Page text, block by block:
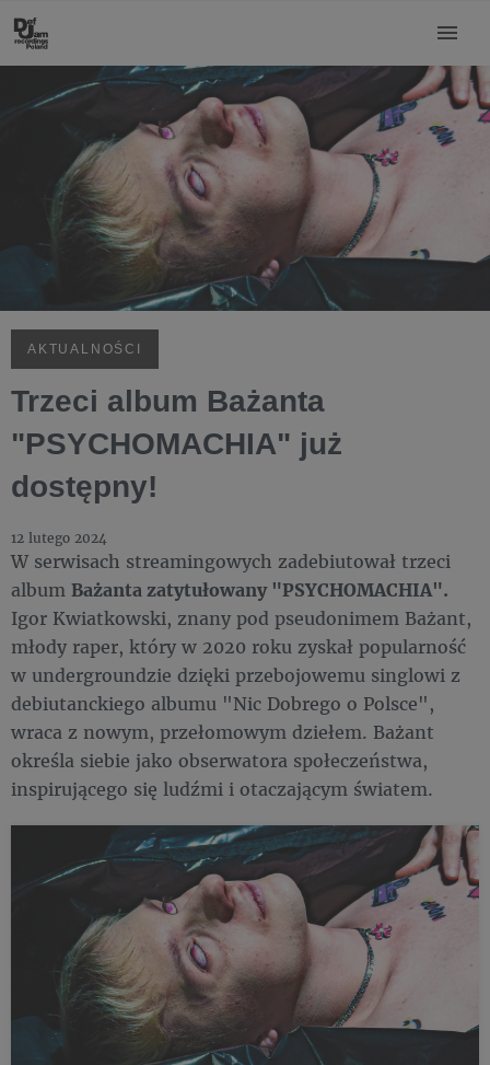
AKTUALNOŚCI
Trzeci album Bażanta
"PSYCHOMACHIA" już
dostępny!
12 lutego 2024
W serwisach streamingowych zadebiutował trzeci
album Bażanta zatytułowany "PSYCHOMACHIA".
Igor Kwiatkowski, znany pod pseudonimem Bażant,
młody raper, który w 2020 roku zyskał popularność
w undergroundzie dzięki przebojowemu singlowi z
debiutanckiego albumu "Nic Dobrego o Polsce",
wraca z nowym, przełomowym dziełem. Bażant
określa siebie jako obserwatora społeczeństwa,
inspirującego się ludźmi i otaczającym światem.